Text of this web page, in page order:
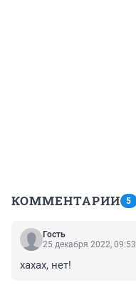
КОММЕНТАРИИ 5
Гость
25 декабря 2022, 09:53
хахах, нет!